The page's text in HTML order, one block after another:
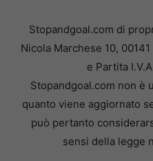
Stopandgoal.com di
Nicola Marchese 10,
e Partita
Stopandgoal.com non è
quanto viene aggiornato
può pertanto
sensi della legge